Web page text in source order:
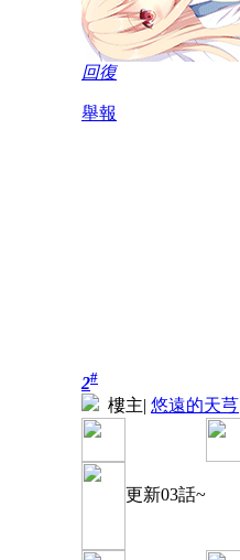
回復
舉報
2#
樓主| 悠遠的天芎
更新03話~